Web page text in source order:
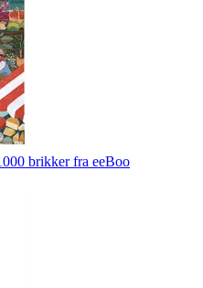
brikker fra eeBoo